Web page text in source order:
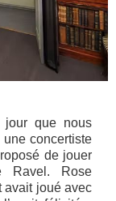
jour que nous
concertiste
de jouer
Rose
avait joué avec